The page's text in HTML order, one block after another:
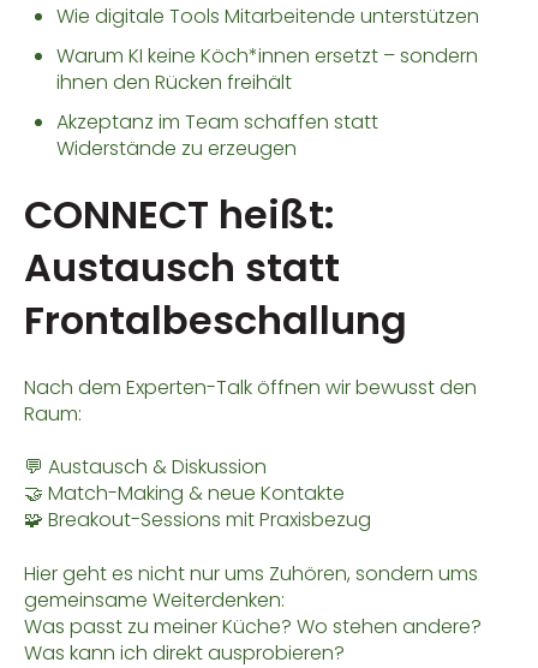
Wie digitale Tools Mitarbeitende unterstützen
Warum KI keine Köch*innen ersetzt – sondern
ihnen den Rücken freihält
Akzeptanz im Team schaffen statt
Widerstände zu erzeugen
CONNECT heißt:
Austausch statt
Frontalbeschallung
Nach dem Experten-Talk öffnen wir bewusst den
Raum:
💬 Austausch & Diskussion
🤝 Match-Making & neue Kontakte
🧩 Breakout-Sessions mit Praxisbezug
Hier geht es nicht nur ums Zuhören, sondern ums
gemeinsame Weiterdenken:
Was passt zu meiner Küche? Wo stehen andere?
Was kann ich direkt ausprobieren?